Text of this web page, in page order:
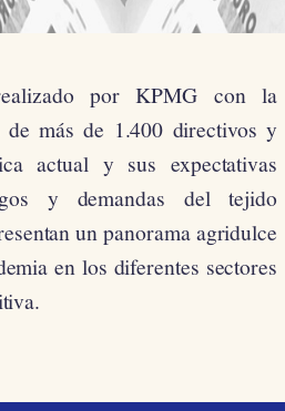
por KPMG con la
más de 1.400 directivos y
actual y sus expectativas
y demandas del tejido
un panorama agridulce
en los diferentes sectores